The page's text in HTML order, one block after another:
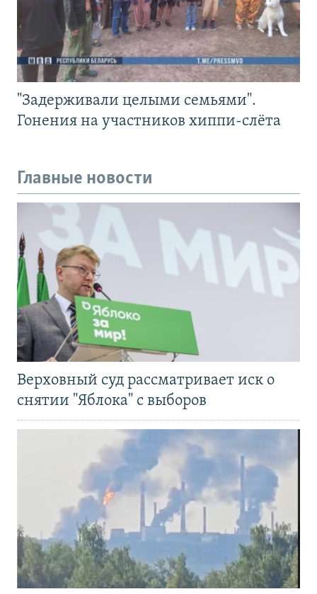
"Задерживали целыми семьями".
Гонения на участников хиппи-слёта
Главные новости
Верховный суд рассматривает иск о
снятии "Яблока" с выборов